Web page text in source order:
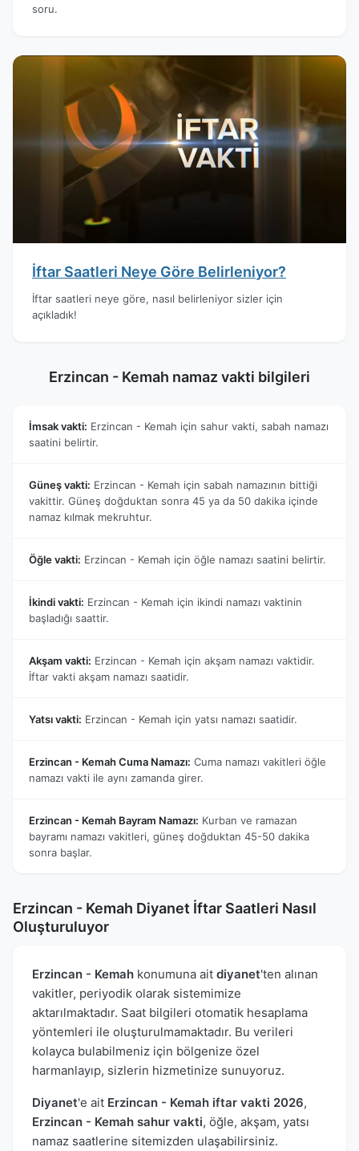
soru.
İftar Saatleri Neye Göre Belirleniyor?
İftar saatleri neye göre, nasıl belirleniyor sizler için
açıkladık!
Erzincan - Kemah namaz vakti bilgileri
İmsak vakti: Erzincan - Kemah için sahur vakti, sabah namazı
saatini belirtir.
Güneş vakti: Erzincan - Kemah için sabah namazının bittiği
vakittir. Güneş doğduktan sonra 45 ya da 50 dakika içinde
namaz kılmak mekruhtur.
Öğle vakti: Erzincan - Kemah için öğle namazı saatini belirtir.
İkindi vakti: Erzincan - Kemah için ikindi namazı vaktinin
başladığı saattir.
Akşam vakti: Erzincan - Kemah için akşam namazı vaktidir.
İftar vakti akşam namazı saatidir.
Yatsı vakti: Erzincan - Kemah için yatsı namazı saatidir.
Erzincan - Kemah Cuma Namazı: Cuma namazı vakitleri öğle
namazı vakti ile aynı zamanda girer.
Erzincan - Kemah Bayram Namazı: Kurban ve ramazan
bayramı namazı vakitleri, güneş doğduktan 45-50 dakika
sonra başlar.
Erzincan - Kemah Diyanet İftar Saatleri Nasıl
Oluşturuluyor
Erzincan - Kemah konumuna ait diyanet'ten alınan
vakitler, periyodik olarak sistemimize
aktarılmaktadır. Saat bilgileri otomatik hesaplama
yöntemleri ile oluşturulmamaktadır. Bu verileri
kolayca bulabilmeniz için bölgenize özel
harmanlayıp, sizlerin hizmetinize sunuyoruz.
Diyanet'e ait Erzincan - Kemah iftar vakti 2026,
Erzincan - Kemah sahur vakti, öğle, akşam, yatsı
namaz saatlerine sitemizden ulaşabilirsiniz.